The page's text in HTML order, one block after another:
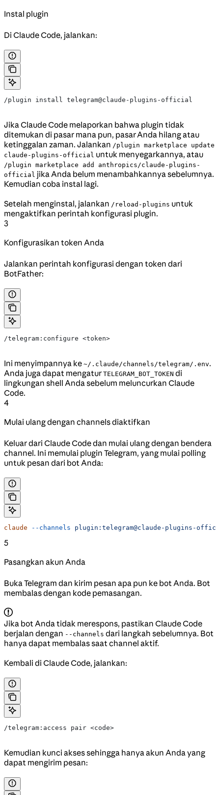
Instal plugin
Di Claude Code, jalankan:
/plugin install telegram@claude-plugins-official
Jika Claude Code melaporkan bahwa plugin tidak
ditemukan di pasar mana pun, pasar Anda hilang atau
ketinggalan zaman. Jalankan /plugin marketplace update
claude-plugins-official untuk menyegarkannya, atau
/plugin marketplace add anthropics/claude-plugins-
official jika Anda belum menambahkannya sebelumnya.
Kemudian coba instal lagi.
Setelah menginstal, jalankan /reload-plugins untuk
mengaktifkan perintah konfigurasi plugin.
3
Konfigurasikan token Anda
Jalankan perintah konfigurasi dengan token dari
BotFather:
/telegram:configure <token>
Ini menyimpannya ke ~/.claude/channels/telegram/.env.
Anda juga dapat mengatur TELEGRAM_BOT_TOKEN di
lingkungan shell Anda sebelum meluncurkan Claude
Code.
4
Mulai ulang dengan channels diaktifkan
Keluar dari Claude Code dan mulai ulang dengan bendera
channel. Ini memulai plugin Telegram, yang mulai polling
untuk pesan dari bot Anda:
claude --channels plugin:telegram@claude-plugins-
5
Pasangkan akun Anda
Buka Telegram dan kirim pesan apa pun ke bot Anda. Bot
membalas dengan kode pemasangan.
Jika bot Anda tidak merespons, pastikan Claude Code
berjalan dengan --channels dari langkah sebelumnya. Bot
hanya dapat membalas saat channel aktif.
Kembali di Claude Code, jalankan:
/telegram:access pair <code>
Kemudian kunci akses sehingga hanya akun Anda yang
dapat mengirim pesan: